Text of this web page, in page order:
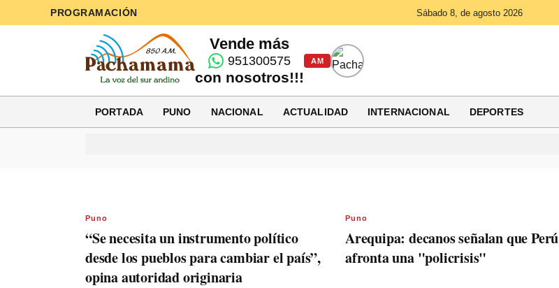
PROGRAMACIÓN Sábado 8, de agosto 2026
Vende más
951300575
con nosotros!!!
AM
PORTADA PUNO NACIONAL ACTUALIDAD INTERNACIONAL DEPORTES
Puno
“Se necesita un instrumento político
desde los pueblos para cambiar el país”,
opina autoridad originaria
Puno
Arequipa: decanos señalan que Perú
afronta una "policrisis"